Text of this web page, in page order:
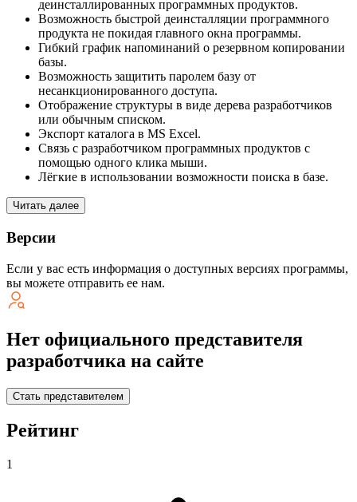
деинсталлированных программных продуктов.
Возможность быстрой деинсталляции программного
продукта не покидая главного окна программы.
Гибкий график напоминаний о резервном копировании
базы.
Возможность защитить паролем базу от
несанкционированного доступа.
Отображение структуры в виде дерева разработчиков
или обычным списком.
Экспорт каталога в MS Excel.
Связь с разработчиком программных продуктов с
помощью одного клика мыши.
Лёгкие в использовании возможности поиска в базе.
Читать далее
Версии
Если у вас есть информация о доступных версиях программы,
вы можете отправить ее нам.
Нет официального представителя
разработчика на сайте
Стать представителем
Рейтинг
1